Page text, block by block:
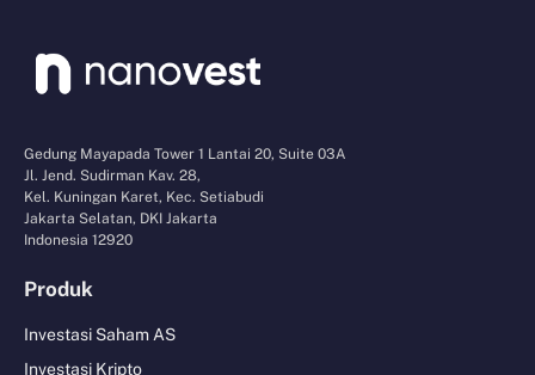
Gedung Mayapada Tower 1 Lantai 20, Suite 03A
Jl. Jend. Sudirman Kav. 28,
Kel. Kuningan Karet, Kec. Setiabudi
Jakarta Selatan, DKI Jakarta
Indonesia 12920
Produk
Investasi Saham AS
Investasi Kripto